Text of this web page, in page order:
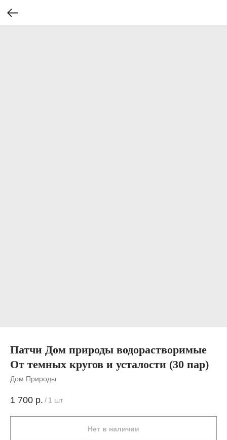
Патчи Дом природы водорастворимые
От темных кругов и усталости (30 пар)
Дом Природы
1 700 р. / 1 шт
Нет в наличии